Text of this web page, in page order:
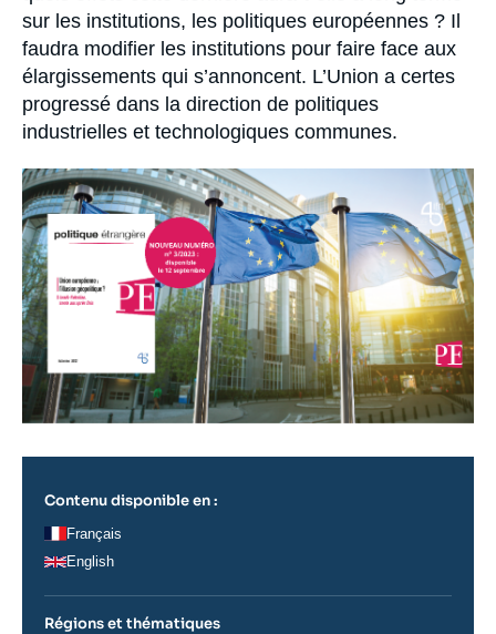
sur les institutions, les politiques européennes ? Il
faudra modifier les institutions pour faire face aux
élargissements qui s’annoncent. L’Union a certes
progressé dans la direction de politiques
industrielles et technologiques communes.
Image
principale
Contenu disponible en :
Français
English
Régions et thématiques